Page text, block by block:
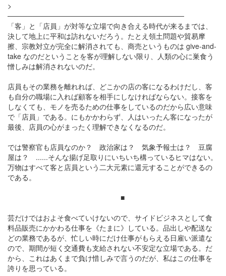
>
───────────────────────────────────
「客」と「店員」が対等な立場で向き合える時代が来るまでは、
決して地上に平和は訪れないだろう。たとえ領土問題や貿易摩
擦、宗教対立が完全に解消されても、商売というものは give-and-
take なのだということを客が理解しない限り、人類の心に巣食う
憎しみは解消されないのだ。
店員もその業務を離れれば、どこかの店の客になるわけだし、客
も自分の職場に入れば顧客を相手にしなければならない。接客を
しなくても、モノを売るための仕事をしているのだから広い意味
で「店員」である。にもかかわらず、人はいったん客になったが
最後、店員の心がまったく理解できなくなるのだ。
では警察官も店員なのか？ 政治家は？ 気象予報士は？ 豆腐
屋は？ ......そんな揚げ足取りにいちいち構っているヒマはない。
万物はすべて客と店員という二大元素に還元することができるの
である。
■
芸だけではおよそ食べていけないので、サイドビジネスとして食
料品販売にかかわる仕事を《たまに》している。品出しや配送な
どの業務であるが、忙しい時にだけ仕事がもらえる日雇い派遣な
ので、期間が短く交通費も支給されない不安定な立場である。だ
から、これはあくまで負け惜しみで言うのだが、私はこの仕事を
誇りを思っている。